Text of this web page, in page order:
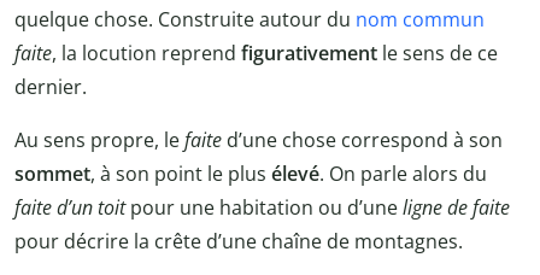
quelque chose. Construite autour du nom commun
faite, la locution reprend figurativement le sens de ce
dernier.
Au sens propre, lefaite d’une chose correspond à son
sommet, à son point le plus élevé. On parle alors du
faite d’un toitpour une habitation ou d’uneligne de faite
pour décrire la crête d’une chaîne de montagnes.